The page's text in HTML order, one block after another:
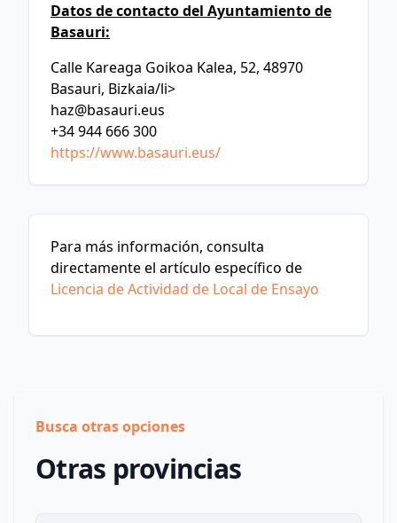
Datos de contacto del Ayuntamiento de
Basauri:
Calle Kareaga Goikoa Kalea, 52, 48970
Basauri, Bizkaia/li>
haz@basauri.eus
+34 944 666 300
https://www.basauri.eus/
Para más información, consulta
directamente el artículo específico de
Licencia de Actividad de Local de Ensayo
Busca otras opciones
Otras provincias